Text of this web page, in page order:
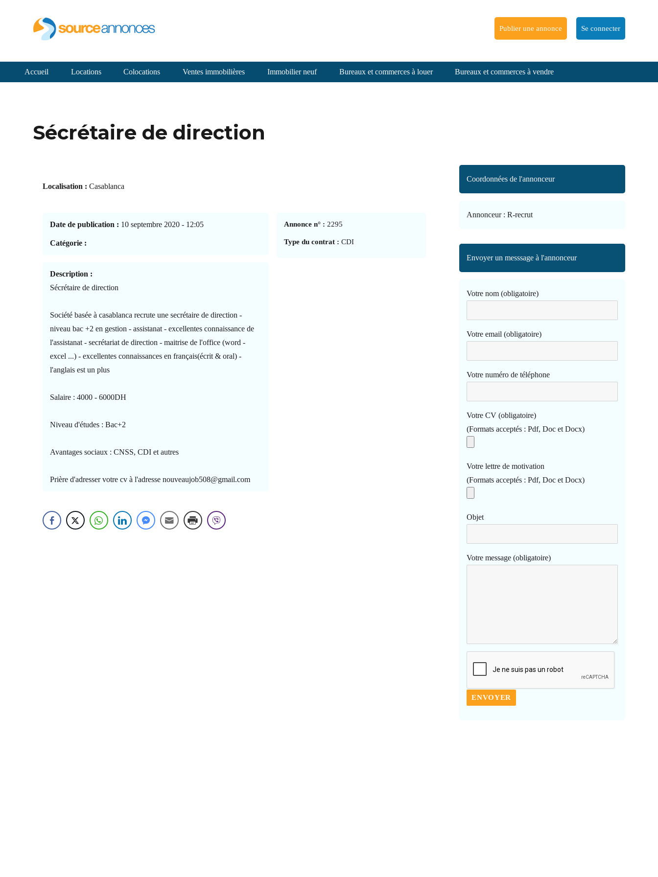
Publier une annonce Se connecter
Accueil Locations Colocations Ventes immobilières Immobilier neuf Bureaux et commerces à louer Bureaux et commerces à vendre
Sécrétaire de direction
Localisation : Casablanca
Date de publication : 10 septembre 2020 - 12:05
Catégorie :
Description :
Sécrétaire de direction
Société basée à casablanca recrute une secrétaire de direction -
niveau bac +2 en gestion - assistanat - excellentes connaissance de
l'assistanat - secrétariat de direction - maitrise de l'office (word -
excel ...) - excellentes connaissances en français(écrit & oral) -
l'anglais est un plus
Salaire : 4000 - 6000DH
Niveau d'études : Bac+2
Avantages sociaux : CNSS, CDI et autres
Prière d'adresser votre cv à l'adresse nouveaujob508@gmail.com
Annonce n° : 2295
Type du contrat : CDI
Coordonnées de l'annonceur
Annonceur : R-recrut
Envoyer un messsage à l'annonceur
Votre nom (obligatoire)
Votre email (obligatoire)
Votre numéro de téléphone
Votre CV (obligatoire)
(Formats acceptés : Pdf, Doc et Docx)
Votre lettre de motivation
(Formats acceptés : Pdf, Doc et Docx)
Objet
Votre message (obligatoire)